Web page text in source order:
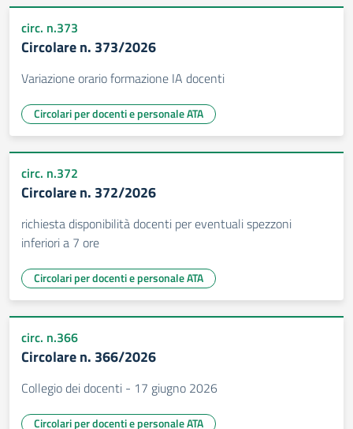
circ. n.373
Circolare n. 373/2026
Variazione orario formazione IA docenti
Circolari per docenti e personale ATA
circ. n.372
Circolare n. 372/2026
richiesta disponibilità docenti per eventuali spezzoni
inferiori a 7 ore
Circolari per docenti e personale ATA
circ. n.366
Circolare n. 366/2026
Collegio dei docenti - 17 giugno 2026
Circolari per docenti e personale ATA